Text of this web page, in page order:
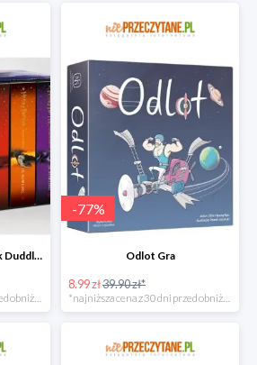
Harry Potter siedmiopak Duddle super oferta
-77%
Odlot Gra
8.99 zł39.90 zł*